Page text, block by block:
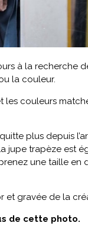
à la recherche
la couleur.
les couleurs
plus depuis
jupe trapèze est
une taille en
et gravée de la
de cette photo.